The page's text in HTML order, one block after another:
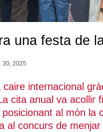
una festa de
30, 2025
internacional
cita anual va acollir
posicionant al món
al concurs de